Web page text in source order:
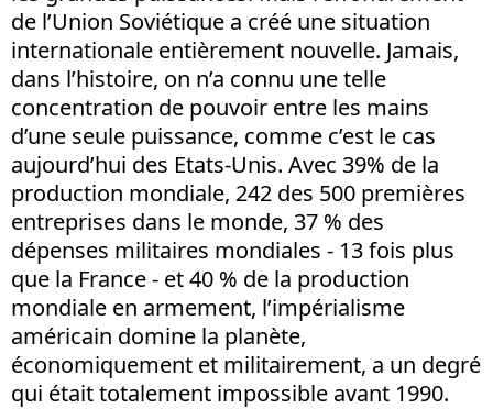
de l’Union Soviétique a créé une situation
internationale entièrement nouvelle. Jamais,
dans l’histoire, on n’a connu une telle
concentration de pouvoir entre les mains
d’une seule puissance, comme c’est le cas
aujourd’hui des Etats-Unis. Avec 39% de la
production mondiale, 242 des 500 premières
entreprises dans le monde, 37 % des
dépenses militaires mondiales - 13 fois plus
que la France - et 40 % de la production
mondiale en armement, l’impérialisme
américain domine la planète,
économiquement et militairement, a un degré
qui était totalement impossible avant 1990.